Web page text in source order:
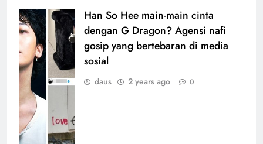
Han So Hee main-main cinta
dengan G Dragon? Agensi nafi
gosip yang bertebaran di media
sosial
daus 2 years ago 0